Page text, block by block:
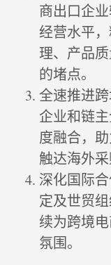
商出口企
经营水平
理、产品
的堵点。
全速推进
企业和链
度融合，
触达海外
深化国际
定及世贸
续为跨境
氛围。